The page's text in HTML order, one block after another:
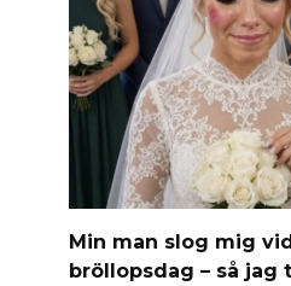
Min man slog mig
bröllopsdag – så jag